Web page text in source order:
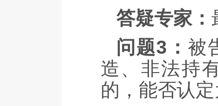
答疑专家：
问题3： 被
造、非法持
的，能否认